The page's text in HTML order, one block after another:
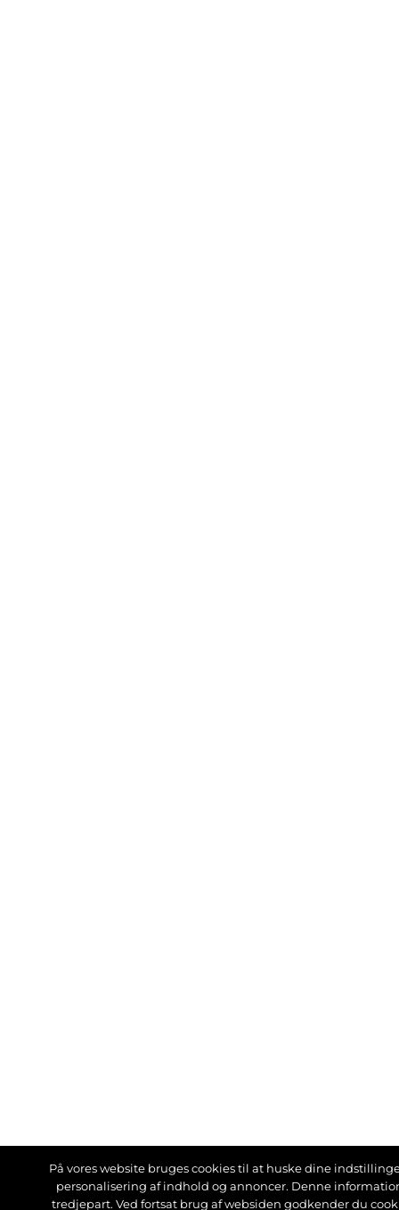
På vores website bruges cookies til at huske dine
personalisering af indhold og annoncer. Denne
tredjepart. Ved fortsat brug af websiden godkender du